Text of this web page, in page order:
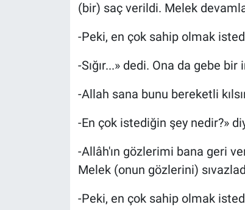
(bir) saç verildi. Melek
-Peki, en çok sahip olmak
-Sığır...» dedi. Ona da gebe
-Allah sana bunu bereketli
-En çok istediğin şey nedir?»
-Allâh'ın gözlerimi bana geri
Melek (onun gözlerini)
-Peki, en çok sahip olmak